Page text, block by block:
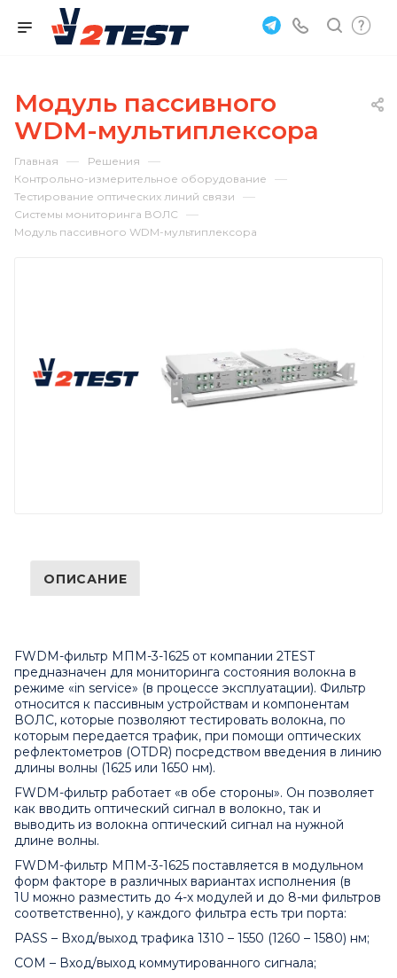
Модуль пассивного
WDM-мультиплексора
Главная — Решения —
Контрольно-измерительное оборудование —
Тестирование оптических линий связи —
Системы мониторинга ВОЛС —
Модуль пассивного WDM-мультиплексора
ОПИСАНИЕ
FWDM-фильтр МПМ-3-1625 от компании 2TEST
предназначен для мониторинга состояния волокна в
режиме «in service» (в процессе эксплуатации). Фильтр
относится к пассивным устройствам и компонентам
ВОЛС, которые позволяют тестировать волокна, по
которым передается трафик, при помощи оптических
рефлектометров (OTDR) посредством введения в линию
длины волны (1625 или 1650 нм).
FWDM-фильтр работает «в обе стороны». Он позволяет
как вводить оптический сигнал в волокно, так и
выводить из волокна оптический сигнал на нужной
длине волны.
FWDM-фильтр МПМ-3-1625 поставляется в модульном
форм факторе в различных вариантах исполнения (в
1U можно разместить до 4-х модулей и до 8-ми фильтров
соответственно), у каждого фильтра есть три порта:
PASS – Вход/выход трафика 1310 – 1550 (1260 – 1580) нм;
COM – Вход/выход коммутированного сигнала;